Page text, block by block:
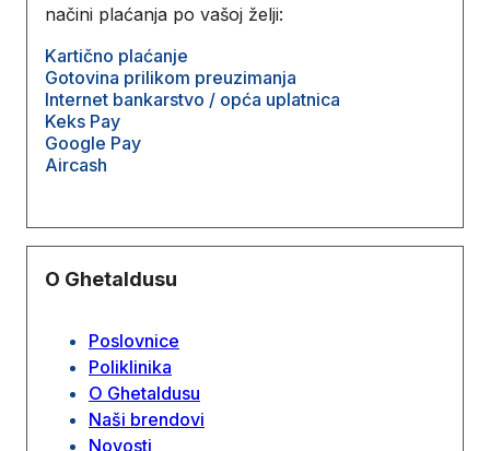
načini plaćanja po vašoj želji:
Kartično plaćanje
Gotovina prilikom preuzimanja
Internet bankarstvo / opća uplatnica
Keks Pay
Google Pay
Aircash
O Ghetaldusu
Poslovnice
Poliklinika
O Ghetaldusu
Naši brendovi
Novosti